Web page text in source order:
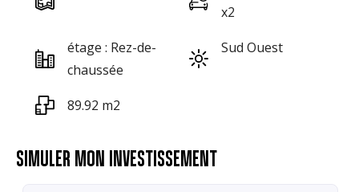
x2
étage : Rez-de-
chaussée
Sud Ouest
89.92 m2
SIMULER MON INVESTISSEMENT